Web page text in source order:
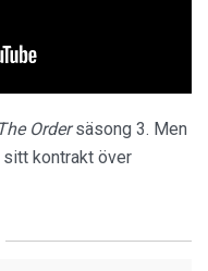
The Ordersäsong 3. Men
kontrakt över